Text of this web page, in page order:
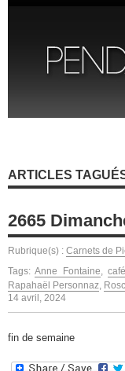
ARTICLES
2665
Rubrique(s) : Carnets de
Tags:Anne Fontaine,
Rapahaël Personnaz,
14 avril, 2024
fin de semaine